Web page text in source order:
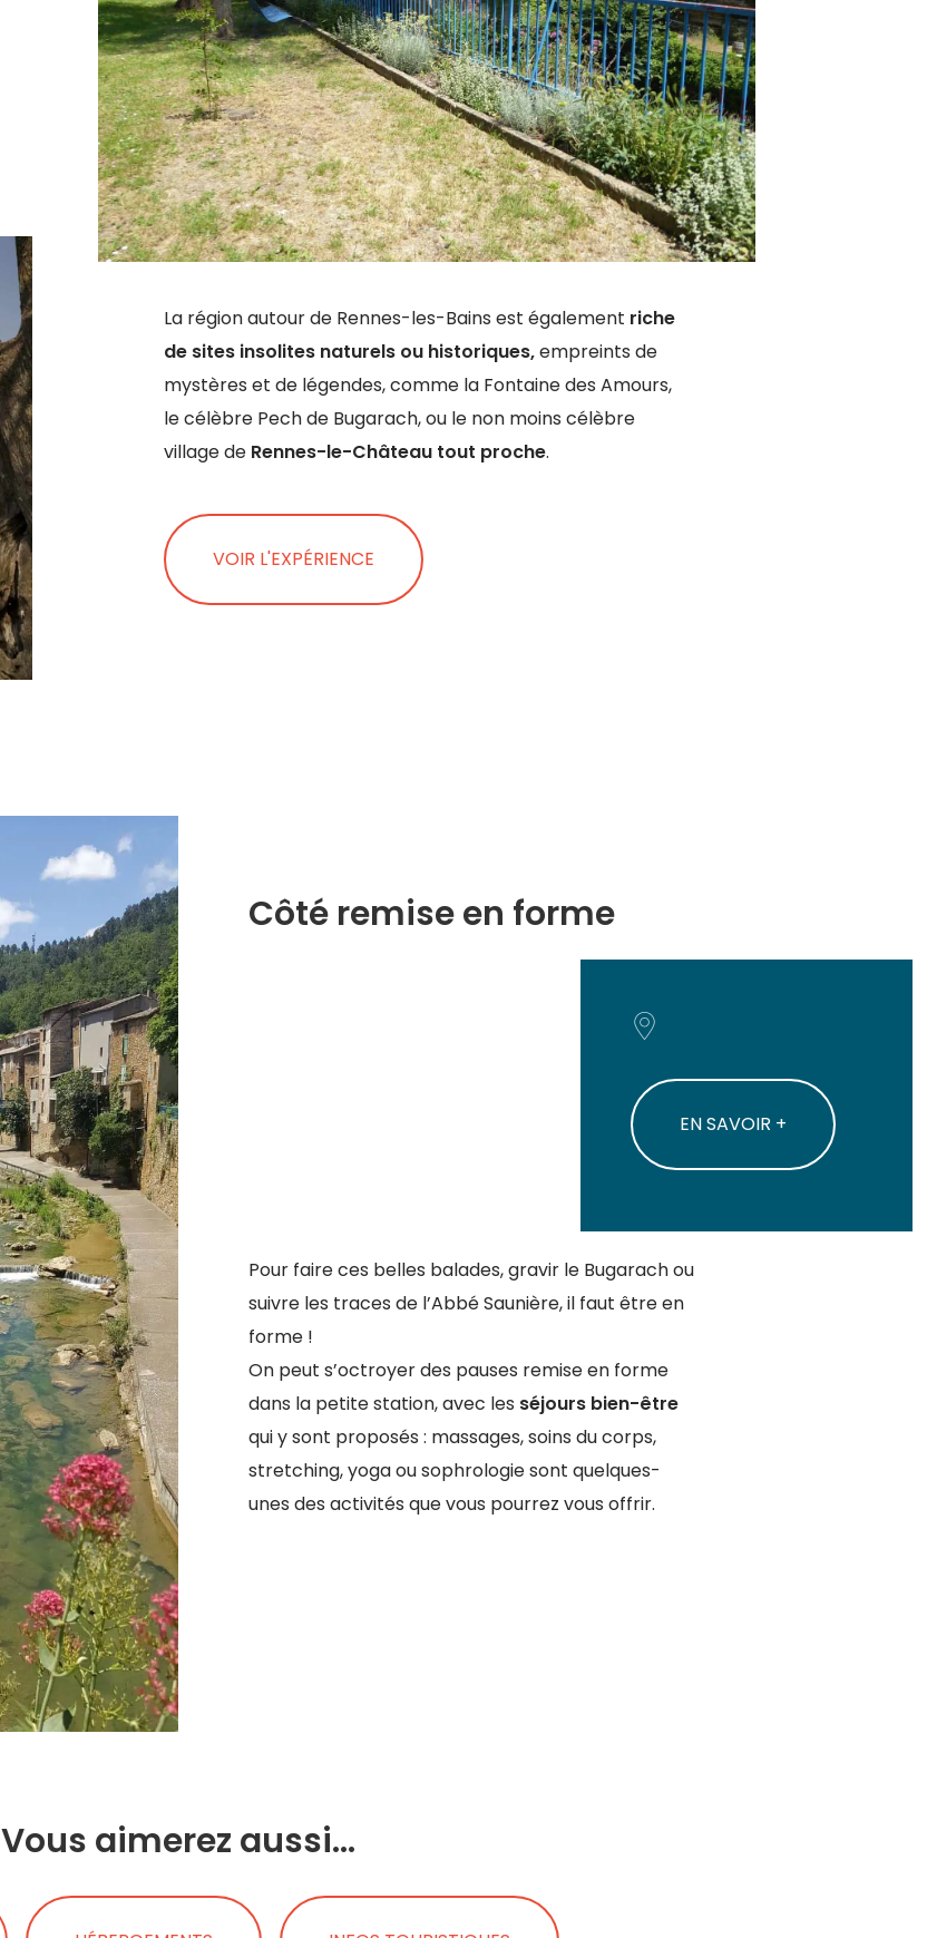
La région autour de Rennes-les-Bains est également riche
de sites insolites naturels ou historiques,empreints de
mystères et de légendes, comme la Fontaine des Amours,
le célèbre Pech de Bugarach, ou le non moins célèbre
village de Rennes-le-Château tout proche.
VOIR L'EXPÉRIENCE
Côté remise en forme
EN SAVOIR +
Pour faire ces belles balades, gravir le Bugarach ou
suivre les traces de l’Abbé Saunière, il faut être en
forme !
On peut s’octroyer des pauses remise en forme
dans la petite station, avec les séjours bien-être
qui y sont proposés : massages, soins du corps,
stretching, yoga ou sophrologie sont quelques-
unes des activités que vous pourrez vous offrir.
Vous aimerez aussi...